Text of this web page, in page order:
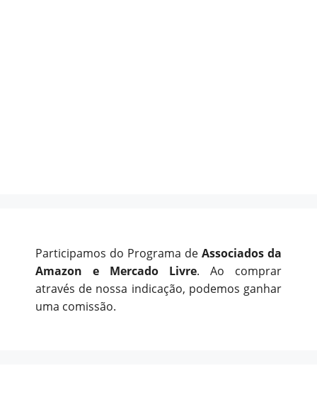
Participamos do Programa de Associados da
Amazon e Mercado Livre. Ao comprar
através de nossa indicação, podemos ganhar
uma comissão.